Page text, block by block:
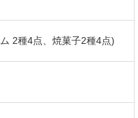
クワーズが入っています。
人気です。
2種4点、焼菓子2種4点)